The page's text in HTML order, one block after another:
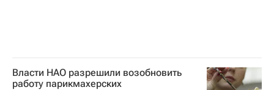
Власти НАО разрешили возобновить
работу парикмахерских